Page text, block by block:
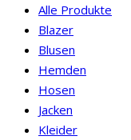
Alle Produkte
Blazer
Blusen
Hemden
Hosen
Jacken
Kleider